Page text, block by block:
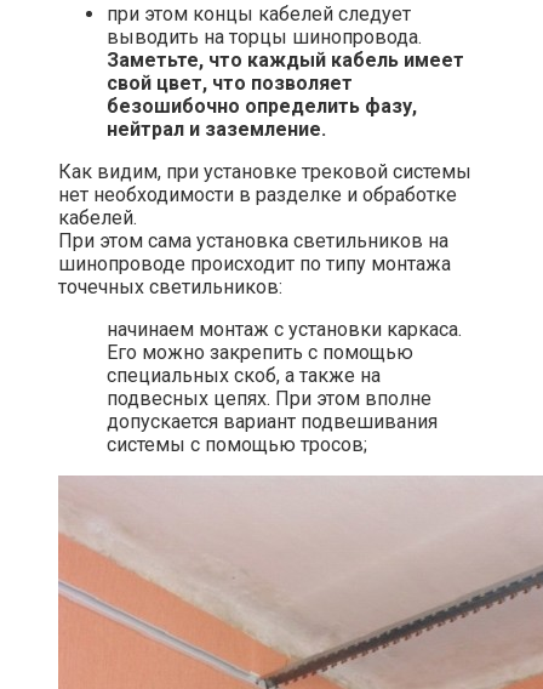
при этом концы кабелей следует
выводить на торцы шинопровода.
Заметьте, что каждый кабель имеет
свой цвет, что позволяет
безошибочно определить фазу,
нейтрал и заземление.
Как видим, при установке трековой системы
нет необходимости в разделке и обработке
кабелей.
При этом сама установка светильников на
шинопроводе происходит по типу монтажа
точечных светильников:
начинаем монтаж с установки каркаса.
Его можно закрепить с помощью
специальных скоб, а также на
подвесных цепях. При этом вполне
допускается вариант подвешивания
системы с помощью тросов;